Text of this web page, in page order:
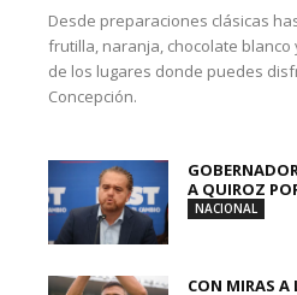
Desde preparaciones clásicas
frutilla, naranja, chocolate
de los lugares donde puedes
Concepción.
A QUIROZ
NACIONAL
CON MIRAS A